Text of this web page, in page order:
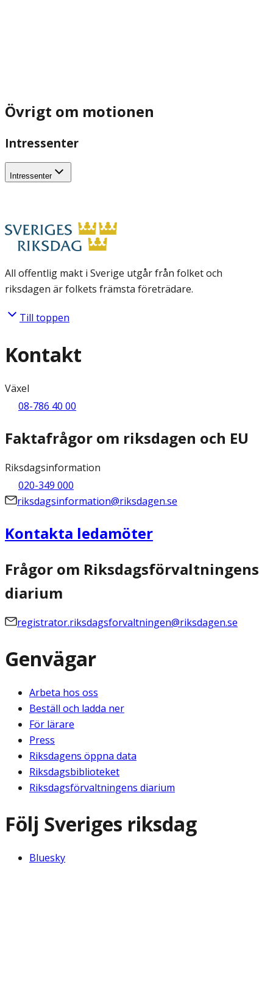
Övrigt om motionen
Intressenter
Intressenter
All offentlig makt i Sverige utgår från folket och
riksdagen är folkets främsta företrädare.
Till toppen
Kontakt
Växel
08-786 40 00
Faktafrågor om riksdagen och EU
Riksdagsinformation
020-349 000
riksdagsinformation@riksdagen.se
Kontakta ledamöter
Frågor om Riksdagsförvaltningens
diarium
registrator.riksdagsforvaltningen@riksdagen.se
Genvägar
Arbeta hos oss
Beställ och ladda ner
För lärare
Press
Riksdagens öppna data
Riksdagsbiblioteket
Riksdagsförvaltningens diarium
Följ Sveriges riksdag
Bluesky